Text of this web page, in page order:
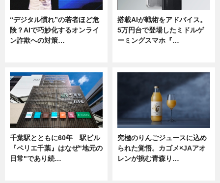
“デジタル慣れ”の若者ほど危
険？AIで巧妙化するオンライ
ン詐欺への対策…
搭載AIが戦術をアドバイス。
5万円台で登場したミドルゲ
ーミングスマホ『…
千葉駅とともに60年 駅ビル
『ペリエ千葉』はなぜ"地元の
日常"であり続…
究極のりんごジュースに込め
られた覚悟。カゴメ×JAアオ
レンが挑む青森り…